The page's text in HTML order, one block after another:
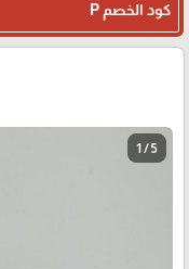
كود الخصم P
1 / 5